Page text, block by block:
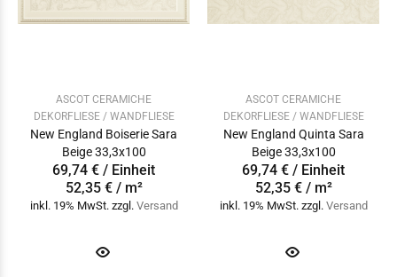
ASCOT CERAMICHE
DEKORFLIESE / WANDFLIESE
New England Boiserie Sara
Beige 33,3x100
69,74 € / Einheit
52,35 € / m²
inkl. 19% MwSt. zzgl. Versand
ASCOT CERAMICHE
DEKORFLIESE / WANDFLIESE
New England Quinta Sara
Beige 33,3x100
69,74 € / Einheit
52,35 € / m²
inkl. 19% MwSt. zzgl. Versand